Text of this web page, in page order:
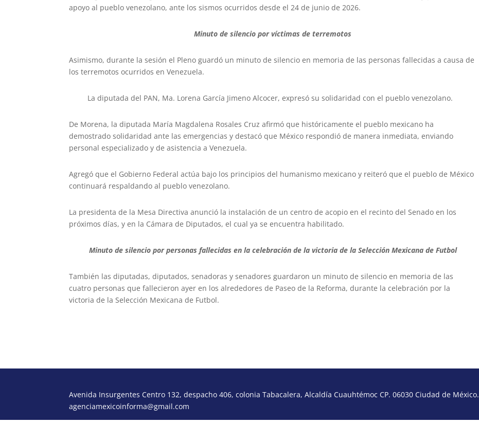
apoyo al pueblo venezolano, ante los sismos ocurridos desde el 24 de junio de 2026.
Minuto de silencio por víctimas de terremotos
Asimismo, durante la sesión el Pleno guardó un minuto de silencio en memoria de las personas fallecidas a causa de
los terremotos ocurridos en Venezuela.
La diputada del PAN, Ma. Lorena García Jimeno Alcocer, expresó su solidaridad con el pueblo venezolano.
​De Morena, la diputada María Magdalena Rosales Cruz afirmó que históricamente el pueblo mexicano ha
demostrado solidaridad ante las emergencias y destacó que México respondió de manera inmediata, enviando
personal especializado y de asistencia a Venezuela.
Agregó que el Gobierno Federal actúa bajo los principios del humanismo mexicano y reiteró que el pueblo de México
continuará respaldando al pueblo venezolano.
La presidenta de la Mesa Directiva anunció la instalación de un centro de acopio en el recinto del Senado en los
próximos días, y en la Cámara de Diputados, el cual ya se encuentra habilitado.
Minuto de silencio por personas fallecidas en la celebración de la victoria de la Selección Mexicana de Futbol
También las diputadas, diputados, senadoras y senadores guardaron un minuto de silencio en memoria de las
cuatro personas que fallecieron ayer en los alrededores de Paseo de la Reforma, durante la celebración por la
victoria de la Selección Mexicana de Futbol.
Avenida Insurgentes Centro 132, despacho 406, colonia Tabacalera, Alcaldía Cuauhtémoc CP. 06030 Ciudad de
agenciamexicoinforma@gmail.com